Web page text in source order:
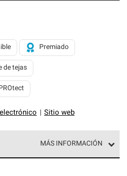
Sitio web
Premiado
de tejas
MÁS INFORMACIÓN
de profesionales de techos